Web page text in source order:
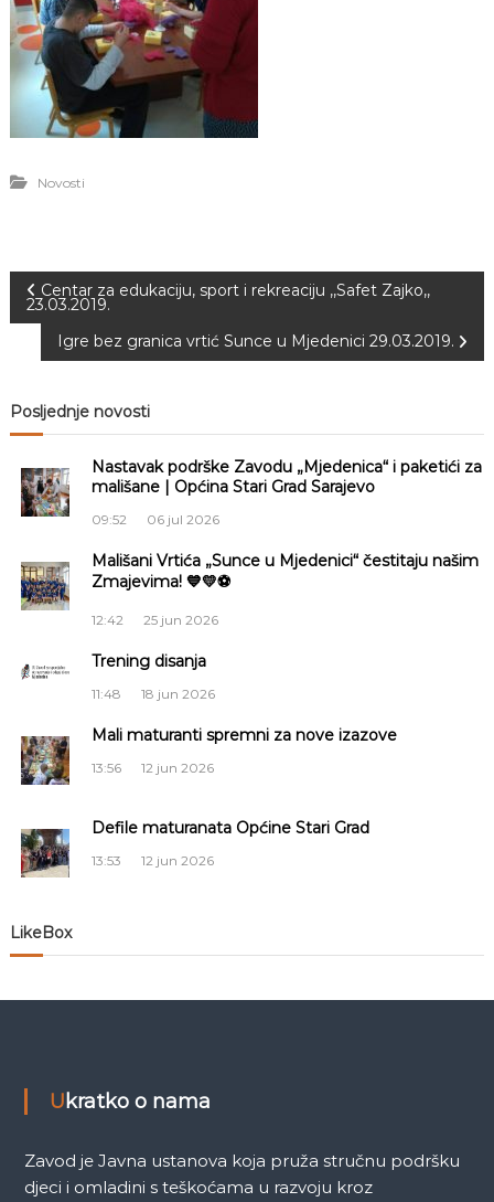
Novosti
N
v
i
g
c
a
č
a
n
a
a
Centar za edukaciju, sport i rekreaciju ,,Safet Zajko,,
23.03.2019.
Igre bez granica vrtić Sunce u Mjedenici 29.03.2019.
Posljednje novosti
Nastavak podrške Zavodu „Mjedenica“ i paketići za
mališane | Općina Stari Grad Sarajevo
09:52 06 jul 2026
Mališani Vrtića „Sunce u Mjedenici“ čestitaju našim
Zmajevima! 💙💛⚽
12:42 25 jun 2026
Trening disanja
11:48 18 jun 2026
Mali maturanti spremni za nove izazove
13:56 12 jun 2026
Defile maturanata Općine Stari Grad
13:53 12 jun 2026
LikeBox
Ukratko o nama
Zavod je Javna ustanova koja pruža stručnu podršku
djeci i omladini s teškoćama u razvoju kroz